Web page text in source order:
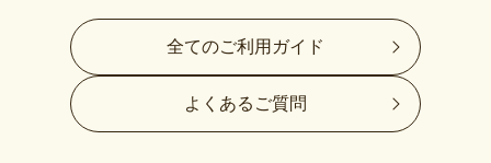
全てのご利用ガイド
よくあるご質問